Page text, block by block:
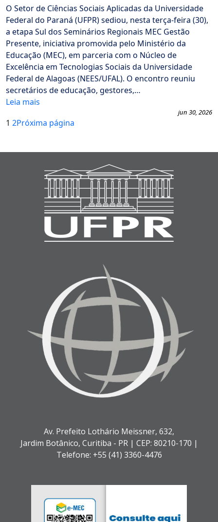
O Setor de Ciências Sociais Aplicadas da Universidade
Federal do Paraná (UFPR) sediou, nesta terça-feira (30),
a etapa Sul dos Seminários Regionais MEC Gestão
Presente, iniciativa promovida pelo Ministério da
Educação (MEC), em parceria com o Núcleo de
Excelência em Tecnologias Sociais da Universidade
Federal de Alagoas (NEES/UFAL). O encontro reuniu
secretários de educação, gestores,…
Leia mais
jun 30, 2026
1 2Próxima página
Av. Prefeito Lothário Meissner, 632,
Jardim Botânico, Curitiba - PR | CEP: 80210-170 |
Telefone: +55 (41) 3360-4476